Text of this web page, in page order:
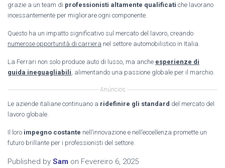
grazie a un team di professionisti altamente qualificati che lavorano
incessantemente per migliorare ogni componente.
Questo ha un impatto significativo sul mercato del lavoro, creando
numerose opportunità di carriera nel settore automobilistico in Italia.
La Ferrari non solo produce auto di lusso, ma anche esperienze di
guida ineguagliabili , alimentando una passione globale per il marchio.
Anúncios
Le aziende italiane continuano a ridefinire gli standard del mercato del
lavoro globale.
Il loro impegno costante nell’innovazione e nell’eccellenza promette un
futuro brillante per i professionisti del settore.
Published by Sam on Fevereiro 6, 2025